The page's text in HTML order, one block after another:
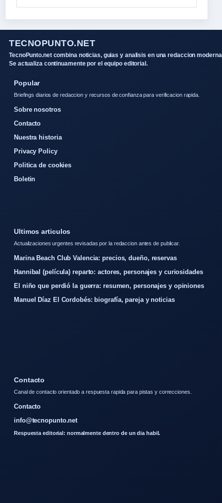
TECNOPUNTO.NET
TecnoPunto.net combina noticias, guias y analisis en una redaccion
Se actualiza continuamente por el equipo editorial.
Popular
Briefings diarios de redaccion y recursos de confianza para verificacion rapida.
Sobre nosotros
Contacto
Nuestra historia
Privacy Policy
Politica de cookies
Boletin
Ultimos articulos
Actualizaciones urgentes revisadas por la redaccion antes de publicar.
Marina Beach Club Valencia: precios, dueño, reservas
Hannibal (película) reparto: actores, personajes y curiosidades
El niño que perdió la guerra: resumen, personajes y opiniones
Manuel Díaz El Cordobés: biografía, pareja y noticias
Contacto
Canal de contacto orientado a respuesta rapida para pistas y correcciones.
Contacto
info@tecnopunto.net
Respuesta editorial: normalmente dentro de un dia habil.